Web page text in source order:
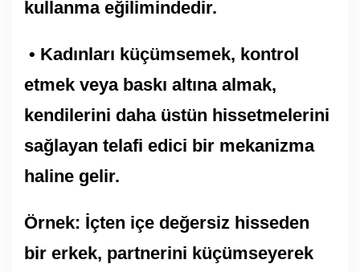
kullanma eğilimindedir.
• Kadınları küçümsemek, kontrol
etmek veya baskı altına almak,
kendilerini daha üstün hissetmelerini
sağlayan telafi edici bir mekanizma
haline gelir.
Örnek: İçten içe değersiz hisseden
bir erkek, partnerini küçümseyerek